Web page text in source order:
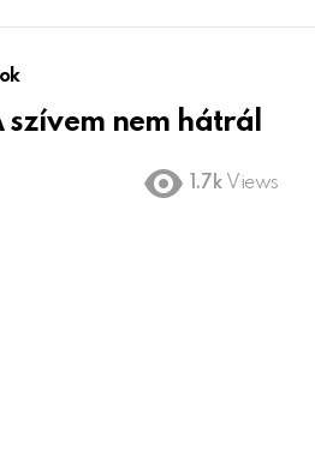
szívem nem hátrál
1.7k Views